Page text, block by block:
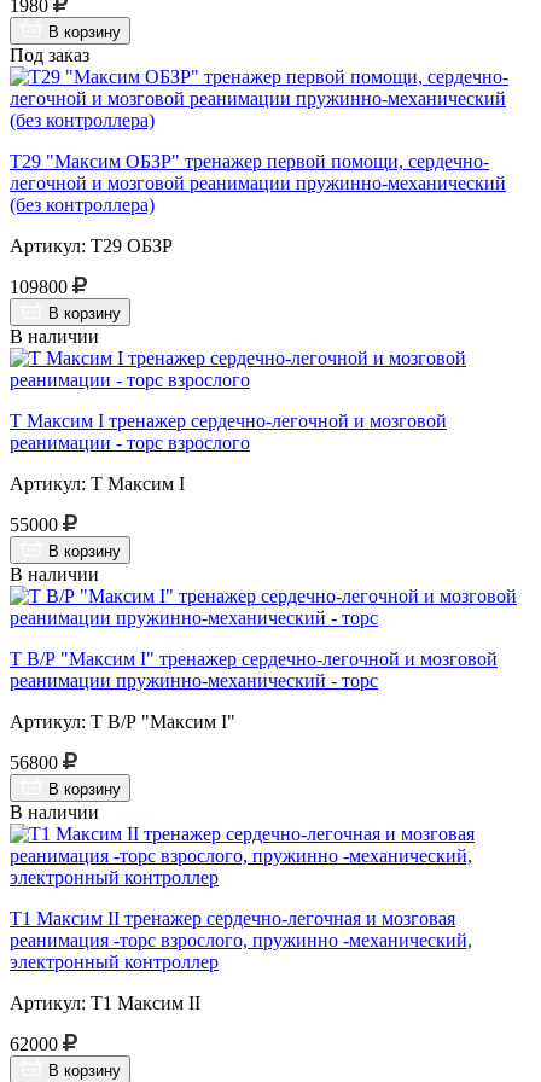
1980
В корзину
Под заказ
Т29 "Максим ОБЗР" тренажер первой помощи, сердечно-
легочной и мозговой реанимации пружинно-механический
(без контроллера)
Артикул: Т29 ОБЗР
109800
В корзину
В наличии
Т Максим I тренажер сердечно-легочной и мозговой
реанимации - торс взрослого
Артикул: Т Максим I
55000
В корзину
В наличии
Т В/Р "Максим I" тренажер сердечно-легочной и мозговой
реанимации пружинно-механический - торс
Артикул: Т В/Р "Максим I"
56800
В корзину
В наличии
Т1 Максим II тренажер сердечно-легочная и мозговая
реанимация -торс взрослого, пружинно -механический,
электронный контроллер
Артикул: Т1 Максим II
62000
В корзину